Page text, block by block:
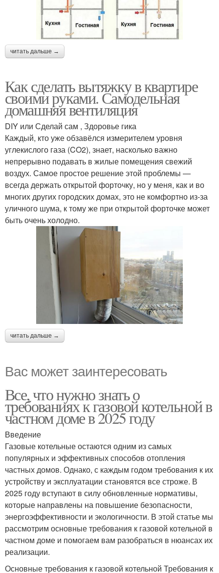
читать дальше →
Как сделать вытяжку в квартире
своими руками. Самодельная
домашняя вентиляция
DIY или Сделай сам , Здоровье гика
Каждый, кто уже обзавёлся измерителем уровня
углекислого газа (CO2), знает, насколько важно
непрерывно подавать в жилые помещения свежий
воздух. Самое простое решение этой проблемы —
всегда держать открытой форточку, но у меня, как и во
многих других городских домах, это не комфортно из-за
уличного шума, к тому же при открытой форточке может
быть очень холодно.
читать дальше →
Вас может заинтересовать
Все, что нужно знать о
требованиях к газовой котельной в
частном доме в 2025 году
Введение
Газовые котельные остаются одним из самых
популярных и эффективных способов отопления
частных домов. Однако, с каждым годом требования к их
устройству и эксплуатации становятся все строже. В
2025 году вступают в силу обновленные нормативы,
которые направлены на повышение безопасности,
энергоэффективности и экологичности. В этой статье мы
рассмотрим основные требования к газовой котельной в
частном доме и помогаем вам разобраться в нюансах их
реализации.
Основные требования к газовой котельной Требования к